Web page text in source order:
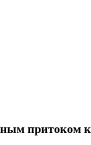
притоком